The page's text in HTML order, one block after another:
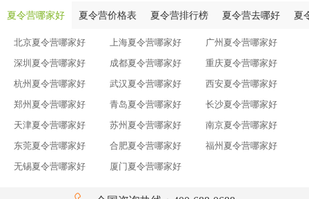
夏令营哪家好 夏令营价格表 夏令营排行榜 夏令营去哪好 夏
北京夏令营哪家好 上海夏令营哪家好
广州夏令营哪家好
深圳夏令营哪家好
成都夏令营哪家好
重庆夏令营哪家好
杭州夏令营哪家好
武汉夏令营哪家好
西安夏令营哪家好
郑州夏令营哪家好
青岛夏令营哪家好
长沙夏令营哪家好
天津夏令营哪家好
苏州夏令营哪家好
南京夏令营哪家好
东莞夏令营哪家好
合肥夏令营哪家好
福州夏令营哪家好
无锡夏令营哪家好
厦门夏令营哪家好